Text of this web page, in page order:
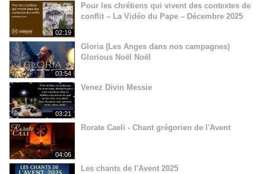
02:19
Pour les chrétiens qui vivent des contextes de
conflit – La Vidéo du Pape – Décembre 2025
03:54
Gloria (Les Anges dans nos campagnes)
Glorious Noël Noël
03:21
Venez Divin Messie
04:06
Rorate Caeli - Chant grégorien de l'Avent
Les chants de l'Avent 2025